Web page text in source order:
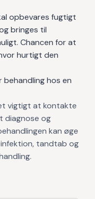
opbevares fugtigt
bringes til
Chancen for at
hurtigt den
hos en
vigtigt at kontakte
diagnose og
kan øge
tandtab og